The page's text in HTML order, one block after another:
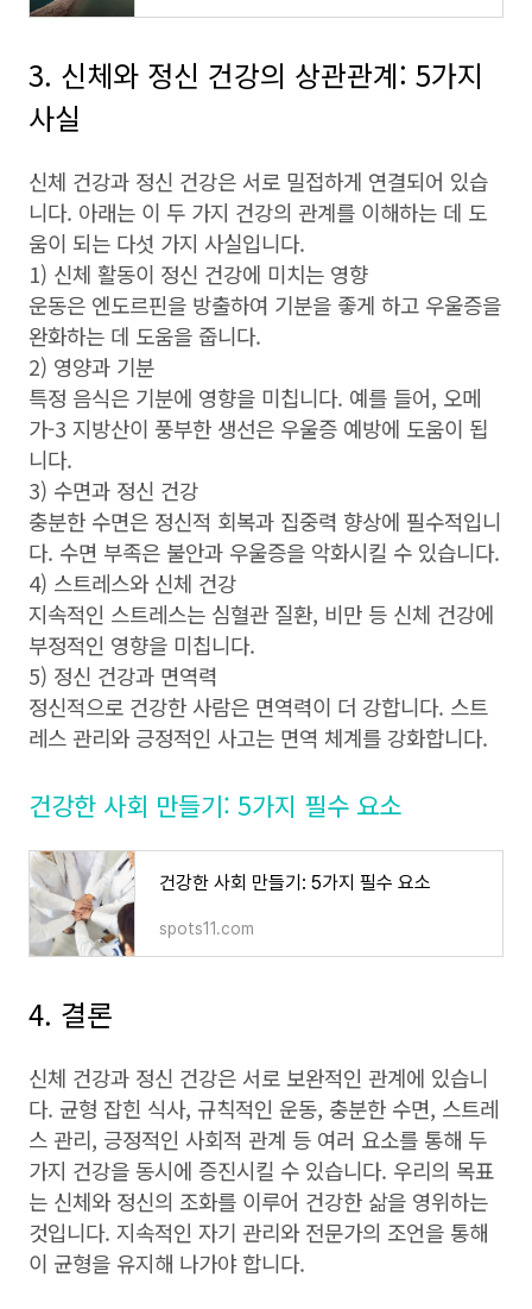
3. 신체와 정신 건강의 상관관계: 5가지
사실
신체 건강과 정신 건강은 서로 밀접하게 연결되어 있습
니다. 아래는 이 두 가지 건강의 관계를 이해하는 데 도
움이 되는 다섯 가지 사실입니다.
1) 신체 활동이 정신 건강에 미치는 영향
운동은 엔도르핀을 방출하여 기분을 좋게 하고 우울증을
완화하는 데 도움을 줍니다.
2) 영양과 기분
특정 음식은 기분에 영향을 미칩니다. 예를 들어, 오메
가-3 지방산이 풍부한 생선은 우울증 예방에 도움이 됩
니다.
3) 수면과 정신 건강
충분한 수면은 정신적 회복과 집중력 향상에 필수적입니
다. 수면 부족은 불안과 우울증을 악화시킬 수 있습니다.
4) 스트레스와 신체 건강
지속적인 스트레스는 심혈관 질환, 비만 등 신체 건강에
부정적인 영향을 미칩니다.
5) 정신 건강과 면역력
정신적으로 건강한 사람은 면역력이 더 강합니다. 스트
레스 관리와 긍정적인 사고는 면역 체계를 강화합니다.
건강한 사회 만들기: 5가지 필수 요소
건강한 사회 만들기: 5가지 필수 요소
spots11.com
4. 결론
신체 건강과 정신 건강은 서로 보완적인 관계에 있습니
다. 균형 잡힌 식사, 규칙적인 운동, 충분한 수면, 스트레
스 관리, 긍정적인 사회적 관계 등 여러 요소를 통해 두
가지 건강을 동시에 증진시킬 수 있습니다. 우리의 목표
는 신체와 정신의 조화를 이루어 건강한 삶을 영위하는
것입니다. 지속적인 자기 관리와 전문가의 조언을 통해
이 균형을 유지해 나가야 합니다.